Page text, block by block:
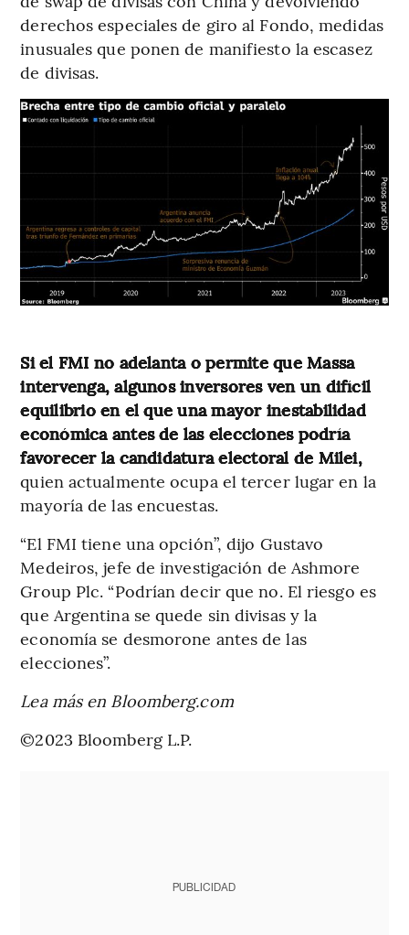
derechos especiales de giro al Fondo, medidas
inusuales que ponen de manifiesto la escasez
de divisas.
Si el FMI no adelanta o permite que Massa
intervenga, algunos inversores ven un difícil
equilibrio en el que una mayor inestabilidad
económica antes de las elecciones podría
favorecer la candidatura electoral de Milei,
quien actualmente ocupa el tercer lugar en la
mayoría de las encuestas.
“El FMI tiene una opción”, dijo Gustavo
Medeiros, jefe de investigación de Ashmore
Group Plc. “Podrían decir que no. El riesgo es
que Argentina se quede sin divisas y la
economía se desmorone antes de las
elecciones”.
Lea más en Bloomberg.com
©2023 Bloomberg L.P.
PUBLICIDAD